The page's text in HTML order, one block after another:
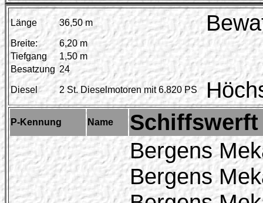
Länge 36,50 m
Breite:
6,20 m
Tiefgang
1,50 m
Besatzung 24
Diesel 2 St. Dieselmotoren mit 6.820 PS
P-Kennung Name Schiffswerft
Bergens
Bergens